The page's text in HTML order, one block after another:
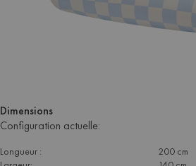
Dimensions
Configuration actuelle:
Longueur :
200 cm